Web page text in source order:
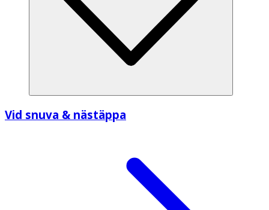
Vid snuva & nästäppa